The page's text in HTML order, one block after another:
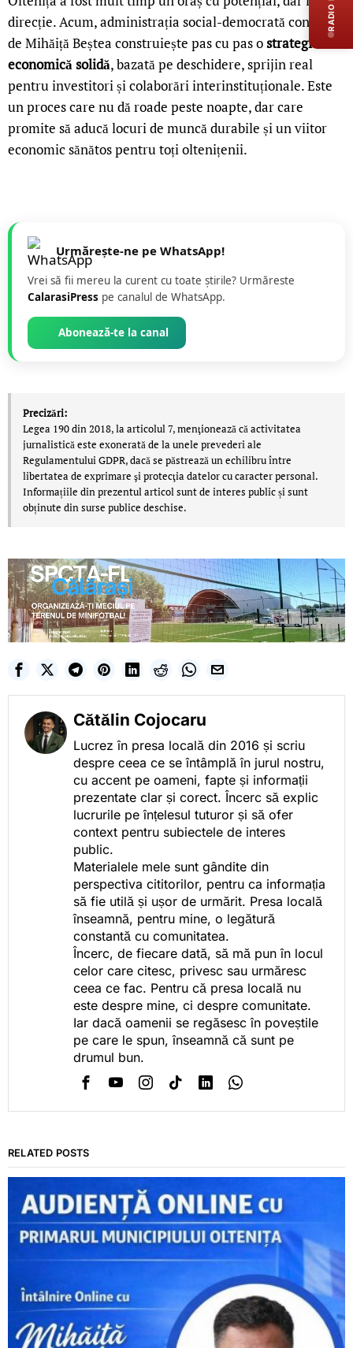
direcție. Acum, administrația social-democrată condusă
de Mihăiță Beștea construiește pas cu pas ostrategie
economică solidă, bazată pe deschidere, sprijin real
pentru investitori și colaborări interinstituționale. Este
un proces care nu dă roade peste noapte, dar care
promite să aducă locuri de muncă durabile și un viitor
economic sănătos pentru toți oltenițenii.
Urmărește-ne pe WhatsApp!
Vrei să fii mereu la curent cu toate știrile? Urmăreste
CalarasiPress pe canalul de WhatsApp.
Abonează-te la canal
Precizări:
Legea 190 din 2018, la articolul 7, menţionează că activitatea
jurnalistică este exonerată de la unele prevederi ale
Regulamentului GDPR, dacă se păstrează un echilibru între
libertatea de exprimare şi protecţia datelor cu caracter personal.
Informațiile din prezentul articol sunt de interes public și sunt
obținute din surse publice deschise.
Cătălin Cojocaru
Lucrez în presa locală din 2016 și scriu
despre ceea ce se întâmplă în jurul nostru,
cu accent pe oameni, fapte și informații
prezentate clar și corect. Încerc să explic
lucrurile pe înțelesul tuturor și să ofer
context pentru subiectele de interes
public.
Materialele mele sunt gândite din
perspectiva cititorilor, pentru ca informația
să fie utilă și ușor de urmărit. Presa locală
înseamnă, pentru mine, o legătură
constantă cu comunitatea.
Încerc, de fiecare dată, să mă pun în locul
celor care citesc, privesc sau urmăresc
ceea ce fac. Pentru că presa locală nu
este despre mine, ci despre comunitate.
Iar dacă oamenii se regăsesc în poveștile
pe care le spun, înseamnă că sunt pe
drumul bun.
RELATED POSTS